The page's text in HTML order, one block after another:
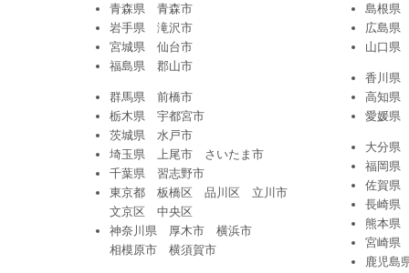
青森県 青森市
岩手県 滝沢市
宮城県 仙台市
福島県 郡山市
群馬県 前橋市
栃木県 宇都宮市
茨城県 水戸市
埼玉県 上尾市 さいたま市
千葉県 習志野市
東京都 板橋区 品川区 立川市
文京区 中央区
神奈川県 厚木市 横浜市
相模原市 横須賀市
島根県
広島
山口
香川県
高知県
愛媛県
大分県
福岡県
佐賀県
長崎県
熊本県
宮崎県
鹿児島